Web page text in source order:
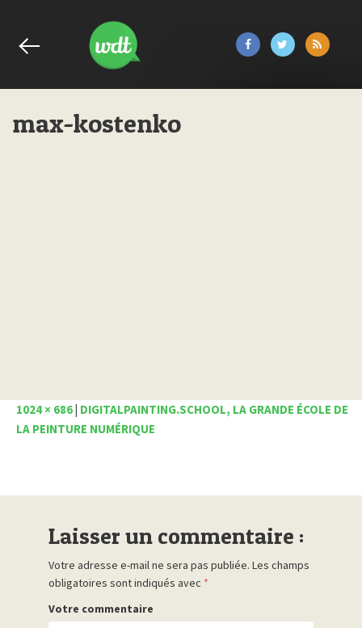
max-kostenko
1024 × 686 DIGITALPAINTING.SCHOOL, LA GRANDE ÉCOLE DE
LA PEINTURE NUMÉRIQUE
Laisser un commentaire :
Votre adresse e-mail ne sera pas publiée. Les champs
obligatoires sont indiqués avec *
Votre commentaire